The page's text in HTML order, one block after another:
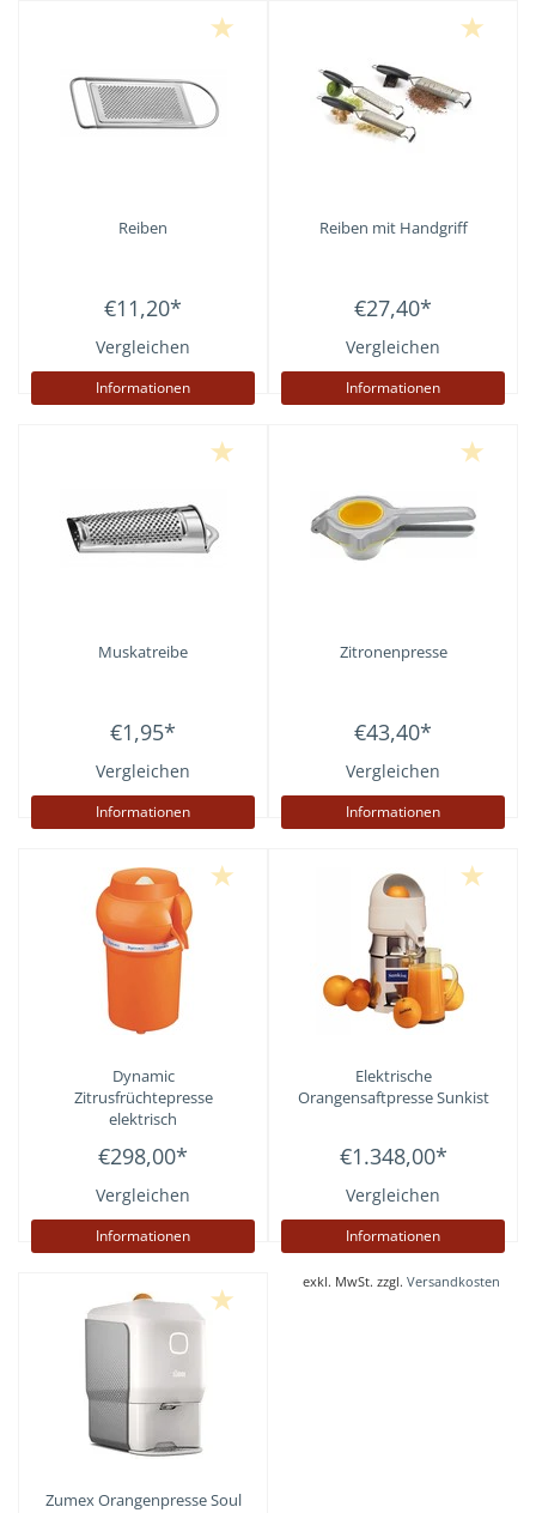
Reiben
€11,20*
Vergleichen
Informationen
Reiben mit Handgriff
€27,40*
Vergleichen
Informationen
Muskatreibe
€1,95*
Vergleichen
Informationen
Zitronenpresse
€43,40*
Vergleichen
Informationen
Dynamic
Zitrusfrüchtepresse
elektrisch
€298,00*
Vergleichen
Informationen
Elektrische
Orangensaftpresse Sunkist
€1.348,00*
Vergleichen
Informationen
ZumexOrangenpresse Soul
exkl. MwSt. zzgl. Versandkosten